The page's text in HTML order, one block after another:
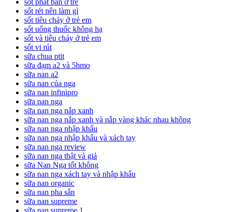
sốt phát ban ở trẻ
sốt rét nên làm gì
sốt tiêu chảy ở trẻ em
sốt uống thuốc không hạ
sốt và tiêu chảy ở trẻ em
sốt vi rút
sữa chua ptit
sữa đạm a2 và 5hmo
sữa nan a2
sữa nan của nga
sữa nan infinipro
sữa nan nga
sữa nan nga nắp xanh
sữa nan nga nắp xanh và nắp vàng khác nhau không
sữa nan nga nhập khẩu
sữa nan nga nhập khẩu và xách tay
sữa nan nga review
sữa nan nga thật và giả
sữa Nan Nga tốt không
sữa nan nga xách tay và nhập khẩu
sữa nan organic
sữa nan pha sẵn
sữa nan supreme